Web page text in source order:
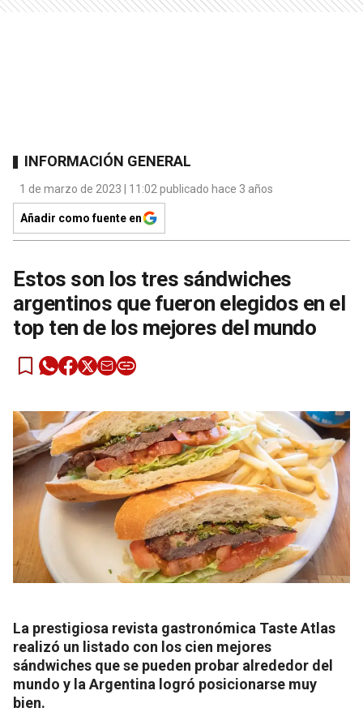
INFORMACIÓN GENERAL
1 de marzo de 2023 | 11:02 publicado hace 3 años
Añadir como fuente en
Estos son los tres sándwiches
argentinos que fueron elegidos en el
top ten de los mejores del mundo
La prestigiosa revista gastronómica Taste Atlas
realizó un listado con los cien mejores
sándwiches que se pueden probar alrededor del
mundo y la Argentina logró posicionarse muy
bien.